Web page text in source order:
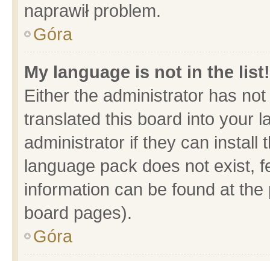
naprawił problem.
Góra
My language is not in the list!
Either the administrator has
translated this board into your
administrator if they can install
language pack does not exist,
information can be found at
board pages).
Góra